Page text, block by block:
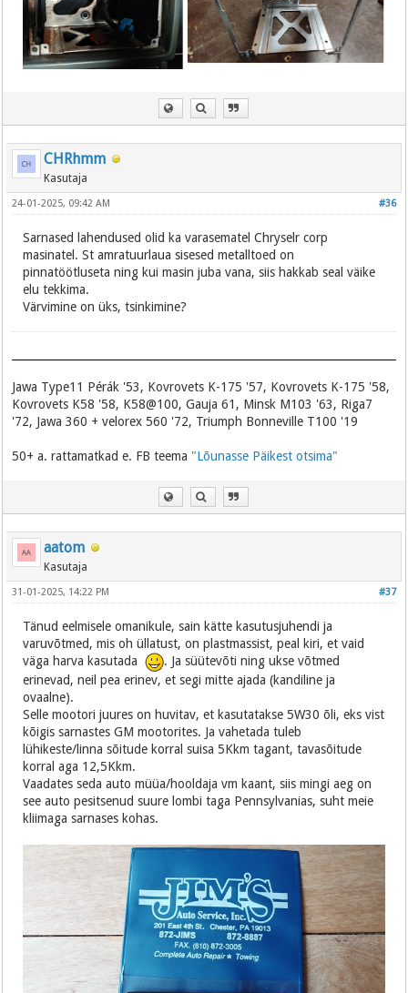
CHRhmm
Kasutaja
#36
24-01-2025, 09:42 AM
Sarnased lahendused olid ka varasematel Chryselr corp
masinatel. St amratuurlaua sisesed metalltoed on
pinnatöötluseta ning kui masin juba vana, siis hakkab seal väike
elu tekkima.
Värvimine on üks, tsinkimine?
Jawa Type11 Pérák '53, Kovrovets K-175 '57, Kovrovets K-175 '58,
Kovrovets K58 '58, K58@100, Gauja 61, Minsk M103 '63, Riga7
'72, Jawa 360 + velorex 560 '72, Triumph Bonneville T100 '19
50+ a. rattamatkad e. FB teema "Lõunasse Päikest otsima"
aatom
Kasutaja
#37
31-01-2025, 14:22 PM
Tänud eelmisele omanikule, sain kätte kasutusjuhendi ja
varuvõtmed, mis oh üllatust, on plastmassist, peal kiri, et vaid
väga harva kasutada
. Ja süütevõti ning ukse võtmed
erinevad, neil pea erinev, et segi mitte ajada (kandiline ja
ovaalne).
Selle mootori juures on huvitav, et kasutatakse 5W30 õli, eks vist
kõigis sarnastes GM mootorites. Ja vahetada tuleb
lühikeste/linna sõitude korral suisa 5Kkm tagant, tavasõitude
korral aga 12,5Kkm.
Vaadates seda auto müüa/hooldaja vm kaant, siis mingi aeg on
see auto pesitsenud suure lombi taga Pennsylvanias, suht meie
kliimaga sarnases kohas.